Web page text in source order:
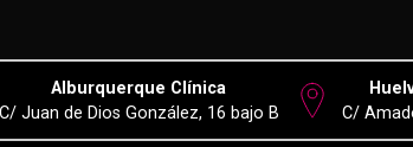
Alburquerque Clínica
C/ Juan de Dios González, 16 bajo B
C/